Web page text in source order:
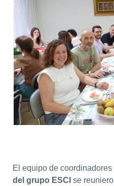
El equipo de
del grupo ESCI se